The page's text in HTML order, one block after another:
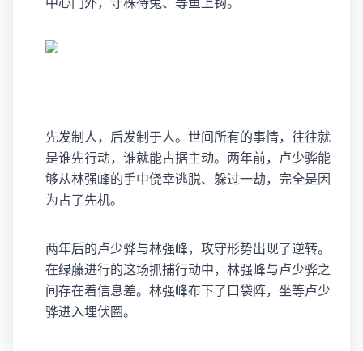
先发制人，后发制于人。世间所有的事情，往往就
是谁先行动，谁就能占据主动。两年前，卢少骅能
够从林强峰的手中侥幸逃脱、躲过一劫，完全是因
为占了先机。
两年后的卢少骅与林强峰，攻守形势出现了逆转。
在绿藤进行的这场抓捕行动中，林强峰与卢少骅之
间存在着信息差。林强峰布下了口袋阵，坐等卢少
骅进入埋伏圈。